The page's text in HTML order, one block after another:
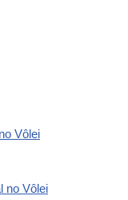
Vôlei
no Vôlei